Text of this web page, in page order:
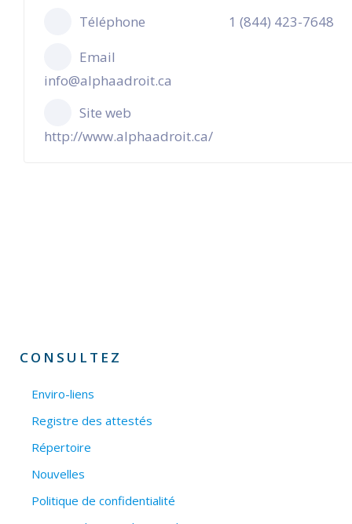
Téléphone
1 (844) 423-7648
Email
info@alphaadroit.ca
Site web
http://www.alphaadroit.ca/
CONSULTEZ
Enviro-liens
Registre des attestés
Répertoire
Nouvelles
Politique de confidentialité